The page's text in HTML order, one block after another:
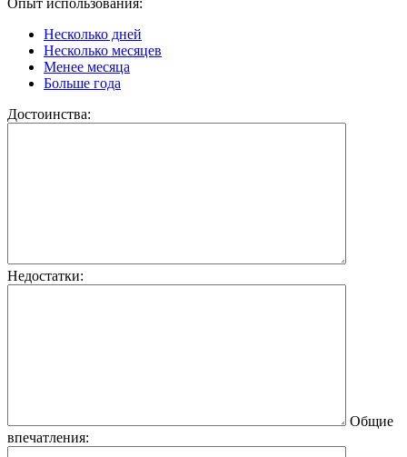
Опыт использования:
Несколько дней
Несколько месяцев
Менее месяца
Больше года
Достоинства:
Недостатки:
Общие
впечатления: